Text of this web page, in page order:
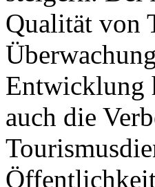
Qualität von
Entwicklung
auch die